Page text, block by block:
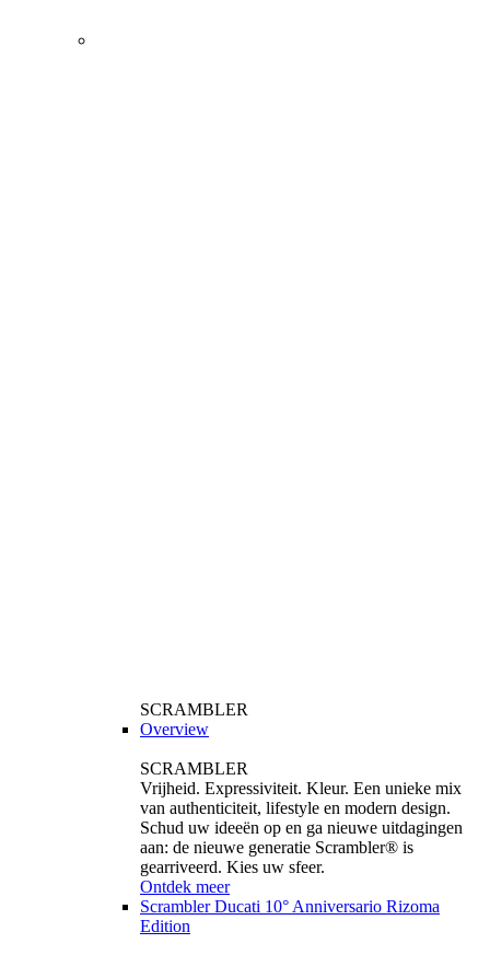
SCRAMBLER
Overview
SCRAMBLER
Vrijheid. Expressiviteit. Kleur. Een unieke mix
van authenticiteit, lifestyle en modern design.
Schud uw ideeën op en ga nieuwe uitdagingen
aan: de nieuwe generatie Scrambler® is
gearriveerd. Kies uw sfeer.
Ontdek meer
Scrambler Ducati 10° Anniversario Rizoma
Edition